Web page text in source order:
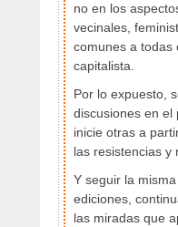
no en los
vecinales,
comunes a todas
capitalista.
Por lo expuesto,
discusiones en el
inicie otras a
las resistencias y
Y seguir la
ediciones,
las miradas que